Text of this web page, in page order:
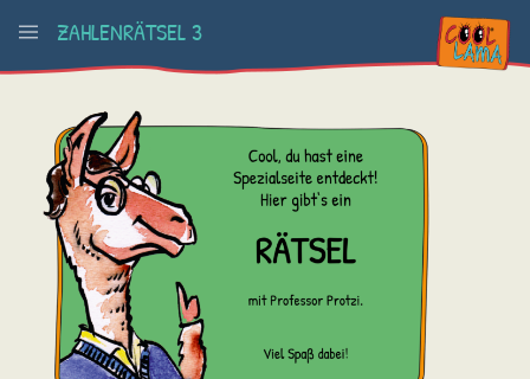
ZAHLENRÄTSEL 3